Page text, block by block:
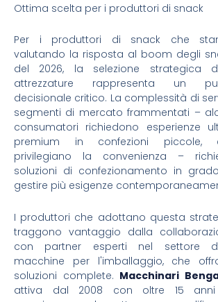
Ottima scelta per i produttori di snack
Per i produttori di snack che
valutando la risposta al boom degli
del 2026, la selezione strategica
attrezzature rappresenta un
decisionale critico. La complessità di
segmenti di mercato frammentati –
consumatori richiedono esperienze
premium in confezioni piccole,
privilegiano la convenienza –
soluzioni di confezionamento in
gestire più esigenze
I produttori che adottano questa
traggono vantaggio dalla
con partner esperti nel settore
macchine per l'imballaggio, che
soluzioni complete. Macchinari
attiva dal 2008 con oltre 15